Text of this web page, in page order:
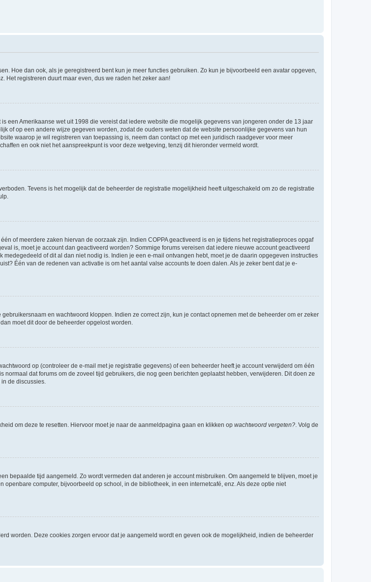
Hoe dan ook, als je geregistreerd bent kun je meer functies gebruiken. Zo kun je bijvoorbeeld een avatar opgeven,
Het registreren duurt maar even, dus we raden het zeker aan!
een Amerikaanse wet uit 1998 die vereist dat iedere website die mogelijk gegevens van jongeren onder de 13 jaar
of op een andere wijze gegeven worden, zodat de ouders weten dat de website persoonlijke gegevens van hun
waarop je wil registreren van toepassing is, neem dan contact op met een juridisch raadgever voor meer
en ook niet het aanspreekpunt is voor deze wetgeving, tenzij dit hieronder vermeld wordt.
Tevens is het mogelijk dat de beheerder de registratie mogelijkheid heeft uitgeschakeld om zo de registratie
of meerdere zaken hiervan de oorzaak zijn. Indien COPPA geactiveerd is en je tijdens het registratieproces opgaf
is, moet je account dan geactiveerd worden? Sommige forums vereisen dat iedere nieuwe account geactiveerd
of dit al dan niet nodig is. Indien je een e-mail ontvangen hebt, moet je de daarin opgegeven instructies
Één van de redenen van activatie is om het aantal valse accounts te doen dalen. Als je zeker bent dat je e-
en wachtwoord kloppen. Indien ze correct zijn, kun je contact opnemen met de beheerder om er zeker
moet dit door de beheerder opgelost worden.
op (controleer de e-mail met je registratie gegevens) of een beheerder heeft je account verwijderd om één
dat forums om de zoveel tijd gebruikers, die nog geen berichten geplaatst hebben, verwijderen. Dit doen ze
de discussies.
om deze te resetten. Hiervoor moet je naar de aanmeldpagina gaan en klikken op wachtwoord vergeten? . Volg de
bepaalde tijd aangemeld. Zo wordt vermeden dat anderen je account misbruiken. Om aangemeld te blijven, moet je
computer, bijvoorbeeld op school, in de bibliotheek, in een internetcafé, enz. Als deze optie niet
worden. Deze cookies zorgen ervoor dat je aangemeld wordt en geven ook de mogelijkheid, indien de beheerder